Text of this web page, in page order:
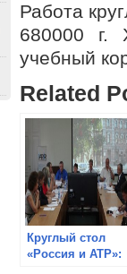
Работа
680000 г.
учебный
Related
Круглый стол
«Россия и АТР»: